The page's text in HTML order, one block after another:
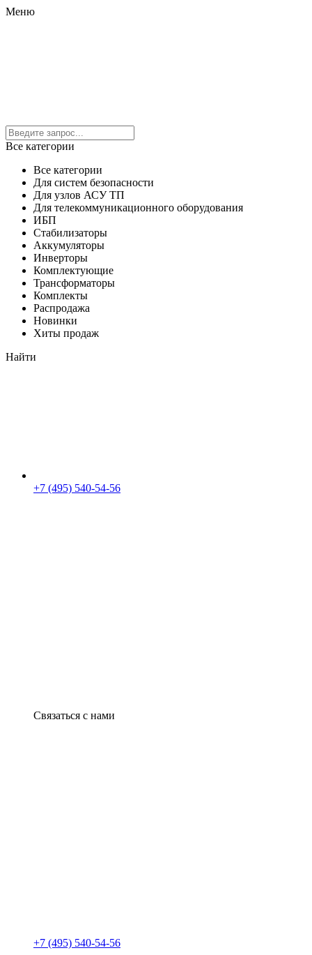
Меню
Все категории
Все категории
Для систем безопасности
Для узлов АСУ ТП
Для телекоммуникационного оборудования
ИБП
Стабилизаторы
Аккумуляторы
Инверторы
Комплектующие
Трансформаторы
Комплекты
Распродажа
Новинки
Хиты продаж
Найти
+7 (495) 540-54-56
Связаться с нами
+7 (495) 540-54-56